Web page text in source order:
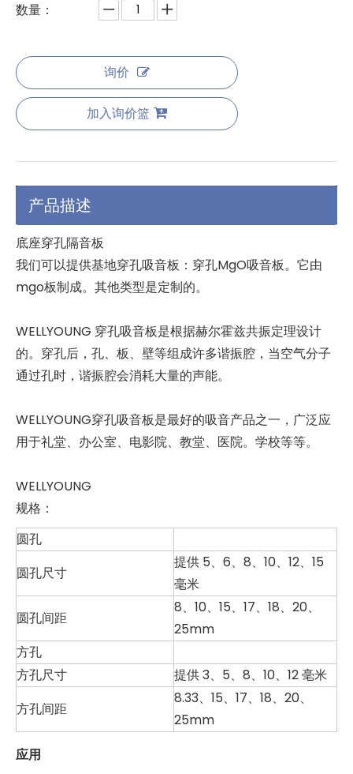
数量：
询价
加入询价篮
产品描述
底座穿孔隔音板
我们可以提供基地穿孔吸音板：穿孔MgO吸音板。它由
mgo板制成。其他类型是定制的。
WELLYOUNG 穿孔吸音板是根据赫尔霍兹共振定理设计
的。穿孔后，孔、板、壁等组成许多谐振腔，当空气分子
通过孔时，谐振腔会消耗大量的声能。
WELLYOUNG穿孔吸音板是最好的吸音产品之一，广泛应
用于礼堂、办公室、电影院、教堂、医院。学校等等。
WELLYOUNG
规格：
圆孔
圆孔尺寸
提供 5、6、8、10、12、15
毫米
圆孔间距
8、10、15、17、18、20、
25mm
方孔
方孔尺寸
提供 3、5、8、10、12 毫米
方孔间距
8.33、15、17、18、20、
25mm
应用